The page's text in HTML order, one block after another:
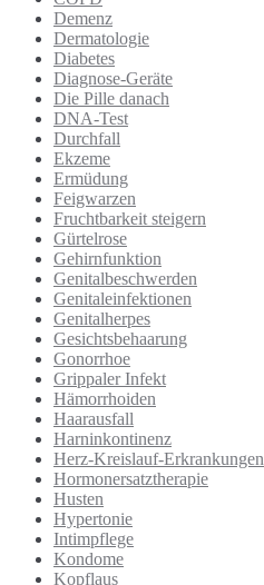
Demenz
Dermatologie
Diabetes
Diagnose-Geräte
Die Pille danach
DNA-Test
Durchfall
Ekzeme
Ermüdung
Feigwarzen
Fruchtbarkeit steigern
Gürtelrose
Gehirnfunktion
Genitalbeschwerden
Genitaleinfektionen
Genitalherpes
Gesichtsbehaarung
Gonorrhoe
Grippaler Infekt
Hämorrhoiden
Haarausfall
Harninkontinenz
Herz-Kreislauf-Erkrankungen
Hormonersatztherapie
Husten
Hypertonie
Intimpflege
Kondome
Kopflaus